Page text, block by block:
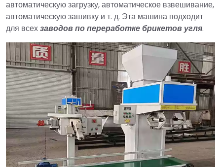
автоматическую загрузку, автоматическое взвешивание,
автоматическую зашивку и т. д. Эта машина подходит
для всехзаводов по переработке брикетов угля.